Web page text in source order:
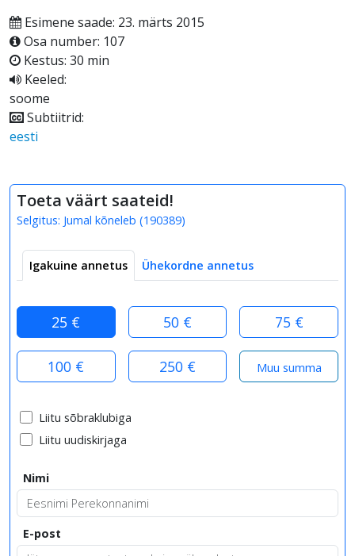
Esimene saade: 23. märts 2015
Osa number: 107
Kestus: 30 min
Keeled:
soome
Subtiitrid:
eesti
Toeta väärt saateid!
Selgitus: Jumal kõneleb (190389)
Igakuine annetus Ühekordne annetus
25 € 50 € 75 €
100 € 250 €
Liitu sõbraklubiga
Liitu uudiskirjaga
Nimi
E-post